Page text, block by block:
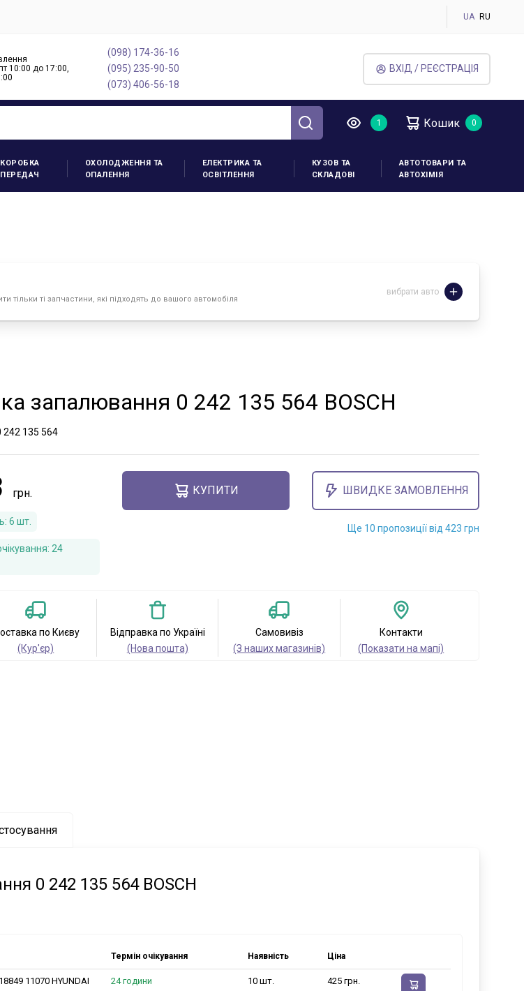
UA RU
10:00 до 17:00,
(098) 174-36-16
(095) 235-90-50
(073) 406-56-18
ВХІД / РЕЄСТРАЦІЯ
Кошик
КОРОБКА
ПЕРЕДАЧ
ОХОЛОДЖЕННЯ ТА
ОПАЛЕННЯ
ЕЛЕКТРИКА ТА
ОСВІТЛЕННЯ
КУЗОВ ТА
СКЛАДОВІ
АВТОТОВАРИ ТА
АВТОХІМІЯ
тільки ті запчастини, які підходять до вашого автомобіля
вибрати авто
запалювання 0 242 135 564 BOSCH
242 135 564
6 шт.
24
КУПИТИ ШВИДКЕ ЗАМОВЛЕННЯ
Ще 10 пропозиції від 423 грн
по Києву
(Кур'єр)
Відправка по Україні
(Нова пошта)
Самовивіз
(З наших магазинів)
Контакти
(Показати на мапі)
0 242 135 564 BOSCH
Термін очікування Наявність Ціна
11070 HYUNDAI 24 години 10 шт. 425 грн.